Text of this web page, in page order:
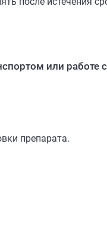
или
препарата.